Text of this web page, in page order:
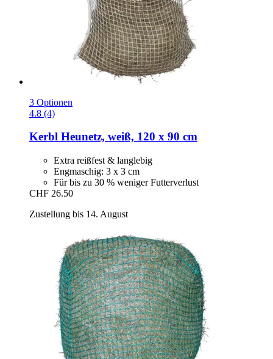
3 Optionen
4.8 (4)
Kerbl Heunetz, weiß, 120 x 90 cm
Extra reißfest & langlebig
Engmaschig: 3 x 3 cm
Für bis zu 30 % weniger Futterverlust
CHF 26.50
Zustellung bis 14. August